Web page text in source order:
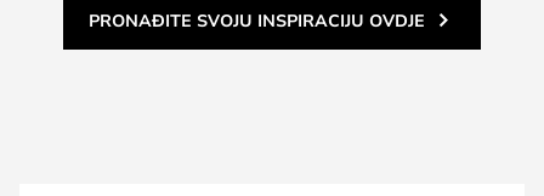
PRONAĐITE SVOJU INSPIRACIJU OVDJE